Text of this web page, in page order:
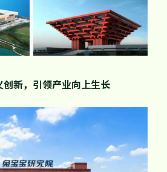
新，引领产业向上生长